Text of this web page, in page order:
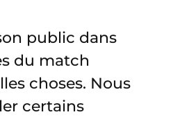
public dans
du match
choses. Nous
certains